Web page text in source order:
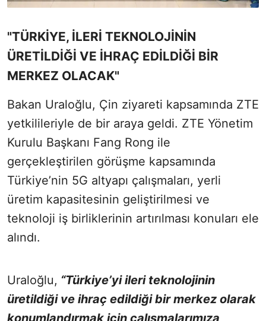
"TÜRKİYE, İLERİ TEKNOLOJİNİN
ÜRETİLDİĞİ VE İHRAÇ EDİLDİĞİ BİR
MERKEZ OLACAK"
Bakan Uraloğlu, Çin ziyareti kapsamında ZTE
yetkilileriyle de bir araya geldi. ZTE Yönetim
Kurulu Başkanı Fang Rong ile
gerçekleştirilen görüşme kapsamında
Türkiye’nin 5G altyapı çalışmaları, yerli
üretim kapasitesinin geliştirilmesi ve
teknoloji iş birliklerinin artırılması konuları ele
alındı.
Uraloğlu, “Türkiye’yi ileri teknolojinin
üretildiği ve ihraç edildiği bir merkez olarak